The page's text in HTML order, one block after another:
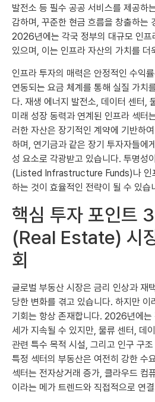
발전소 등 필수 공공 서비스를 제공하
감하며, 꾸준한 현금 흐름을 창출하는
2026년에는 각국 정부의 대규모 인프
있으며, 이는 인프라 자산의 가치를 더
인프라 투자의 매력은 안정적인 수익
연동되는 요금 체계를 통해 실질 가치
다. 재생 에너지 발전소, 데이터 센터,
미래 성장 동력과 연계된 인프라 섹터
러한 자산은 장기적인 계약에 기반하
하며, 연기금과 같은 장기 투자자들에
성 요소로 각광받고 있습니다. 투명성
(Listed Infrastructure Funds)나 인
하는 것이 효율적인 전략이 될 수 있습
핵심 투자 포인트
(Real Estate) 시
회
글로벌 부동산 시장은 금리 인상과 재
당한 변화를 겪고 있습니다. 하지만 이
기회는 항상 존재합니다. 2026년에는
세가 지속될 수 있지만, 물류 센터, 데
관련 특수 목적 시설, 그리고 인구 구
특정 섹터의 부동산은 여전히 강한 수
섹터는 전자상거래 증가, 클라우드 컴
이라는 메가 트렌드와 직접적으로 연